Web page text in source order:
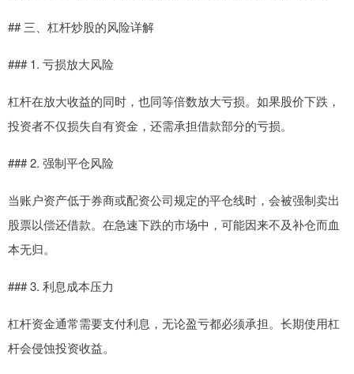
## 三、杠杆炒股的风险详解
### 1. 亏损放大风险
杠杆在放大收益的同时，也同等倍数放大亏损。如果股价下跌，
投资者不仅损失自有资金，还需承担借款部分的亏损。
### 2. 强制平仓风险
当账户资产低于券商或配资公司规定的平仓线时，会被强制卖出
股票以偿还借款。在急速下跌的市场中，可能因来不及补仓而血
本无归。
### 3. 利息成本压力
杠杆资金通常需要支付利息，无论盈亏都必须承担。长期使用杠
杆会侵蚀投资收益。